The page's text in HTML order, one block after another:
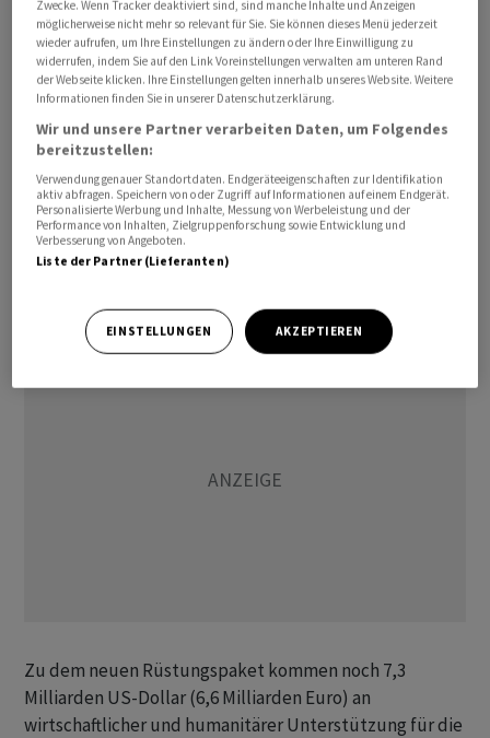
Zimmermann ein.
Die USA helfen Kiew mit Milliarden Dollar
Die Vereinigten Staaten gelten als wichtigster
Verbündeter der Ukraine im Abwehrkampf gegen die
russische Invasion. Nach Pentagon-Angaben haben die
USA seit dem Kriegsbeginn im Februar 2022 allein
militärische Hilfe im Umfang von mehr als 43 Milliarden
US-Dollar (rund 35 Milliarden Euro) für Kiew
Zu dem neuen Rüstungspaket kommen noch 7,3
Milliarden US-Dollar (6,6 Milliarden Euro) an
wirtschaftlicher und humanitärer Unterstützung für die
Zwecke. Wenn Tracker deaktiviert sind, sind manche Inhalte und Anzeigen
möglicherweise nicht mehr so relevant für Sie. Sie können dieses Menü jederzeit
wieder aufrufen, um Ihre Einstellungen zu ändern oder Ihre Einwilligung zu
widerrufen, indem Sie auf den Link Voreinstellungen verwalten am unteren Rand
der Webseite klicken. Ihre Einstellungen gelten innerhalb unseres Website. Weitere
Informationen finden Sie in unserer Datenschutzerklärung.
Wir und unsere Partner verarbeiten Daten, um Folgendes
bereitzustellen:
Verwendung genauer Standortdaten. Endgeräteeigenschaften zur Identifikation
aktiv abfragen. Speichern von oder Zugriff auf Informationen auf einem Endgerät.
Personalisierte Werbung und Inhalte, Messung von Werbeleistung und der
Performance von Inhalten, Zielgruppenforschung sowie Entwicklung und
Verbesserung von Angeboten.
Liste der Partner (Lieferanten)
EINSTELLUNGEN AKZEPTIEREN